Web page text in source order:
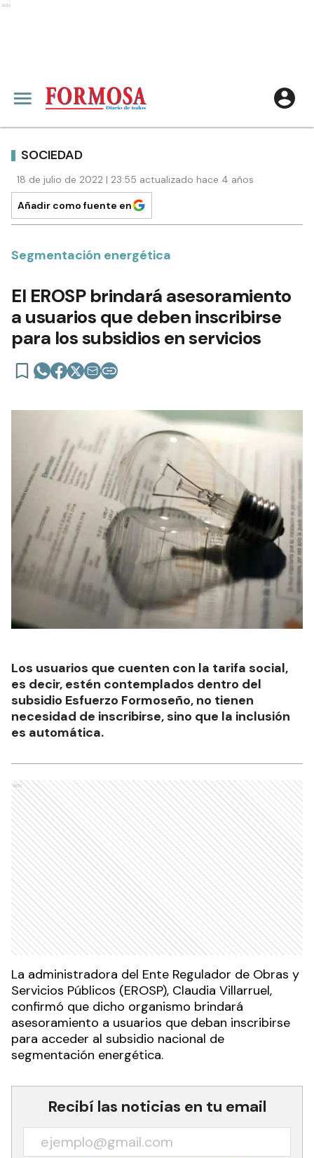
Ads
SOCIEDAD
18 de julio de 2022 | 23:55 actualizado hace 4 años
Añadir como fuente en
Segmentación energética
El EROSP brindará asesoramiento
a usuarios que deben inscribirse
para los subsidios en servicios
Los usuarios que cuenten con la tarifa social,
es decir, estén contemplados dentro del
subsidio Esfuerzo Formoseño, no tienen
necesidad de inscribirse, sino que la inclusión
es automática.
Ads
La administradora del Ente Regulador de Obras y
Servicios Públicos (EROSP), Claudia Villarruel,
confirmó que dicho organismo brindará
asesoramiento a usuarios que deban inscribirse
para acceder al subsidio nacional de
segmentación energética.
Recibí las noticias en tu email